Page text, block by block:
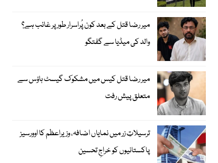
میر رضا قتل کے بعد کون پُراسرار طور پر غائب ہے؟
والد کی میڈیا سے گفتگو
میر رضا قتل کیس میں مشکوک گیسٹ ہاؤس سے
متعلق پیش رفت
ترسیلاتِ زر میں نمایاں اضافہ، وزیراعظم کا اوورسیز
پاکستانیوں کو خراجِ تحسین